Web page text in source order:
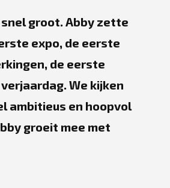
groot. Abby zette
expo, de eerste
de eerste
We kijken
ambitieus en hoopvol
groeit mee met